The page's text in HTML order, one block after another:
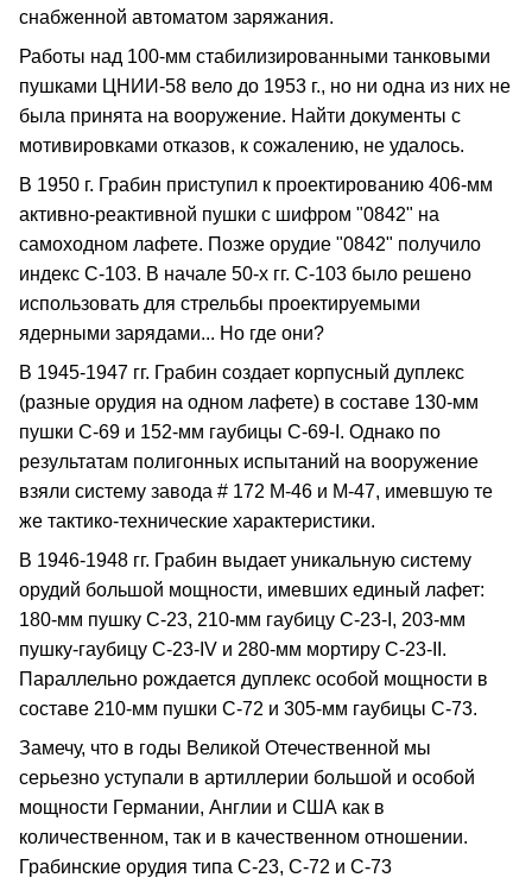
снабженной автоматом заряжания.
Работы над 100-мм стабилизированными танковыми
пушками ЦНИИ-58 вело до 1953 г., но ни одна из них не
была принята на вооружение. Найти документы с
мотивировками отказов, к сожалению, не удалось.
В 1950 г. Грабин приступил к проектированию 406-мм
активно-реактивной пушки с шифром "0842" на
самоходном лафете. Позже орудие "0842" получило
индекс С-103. В начале 50-х гг. С-103 было решено
использовать для стрельбы проектируемыми
ядерными зарядами... Но где они?
В 1945-1947 гг. Грабин создает корпусный дуплекс
(разные орудия на одном лафете) в составе 130-мм
пушки С-69 и 152-мм гаубицы С-69-I. Однако по
результатам полигонных испытаний на вооружение
взяли систему завода # 172 М-46 и М-47, имевшую те
же тактико-технические характеристики.
В 1946-1948 гг. Грабин выдает уникальную систему
орудий большой мощности, имевших единый лафет:
180-мм пушку С-23, 210-мм гаубицу С-23-I, 203-мм
пушку-гаубицу С-23-IV и 280-мм мортиру C-23-II.
Параллельно рождается дуплекс особой мощности в
составе 210-мм пушки С-72 и 305-мм гаубицы С-73.
Замечу, что в годы Великой Отечественной мы
серьезно уступали в артиллерии большой и особой
мощности Германии, Англии и США как в
количественном, так и в качественном отношении.
Грабинские орудия типа С-23, С-72 и С-73